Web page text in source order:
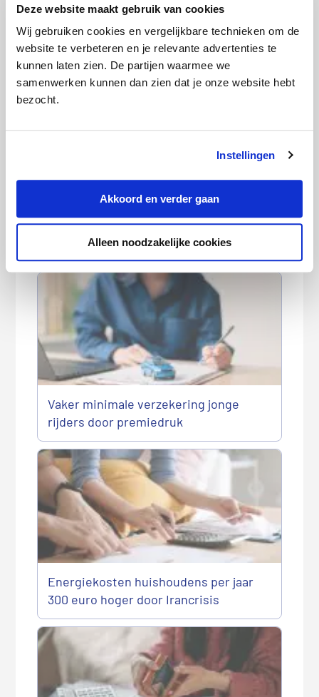
Deze website maakt gebruik van cookies
Wij gebruiken cookies en vergelijkbare technieken om de
website te verbeteren en je relevante advertenties te
kunnen laten zien. De partijen waarmee we
samenwerken kunnen dan zien dat je onze website hebt
bezocht.
Instellingen
Akkoord en verder gaan
Alleen noodzakelijke cookies
‘Buitenkans alweer voorbij maar nieuw
energiecontract blijft lonen’
Autopremie verschilt soms 260 euro
binnen dezelfde straat
Vaker minimale verzekering jonge
rijders door premiedruk
Energiekosten huishoudens per jaar
300 euro hoger door Irancrisis